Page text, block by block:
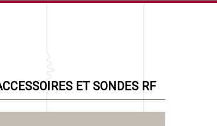
ET SONDES RF